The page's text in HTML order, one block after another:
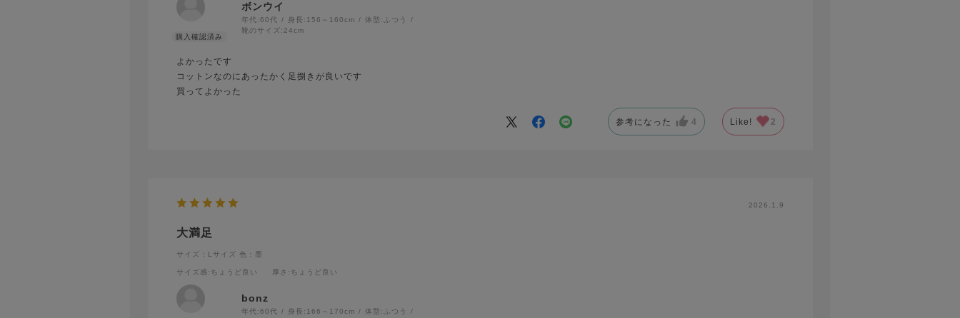
ボンウイ
年代:60代 身長: 156～160cm 体型: ふつう
靴のサイズ: 24cm
よかったです
コットンなのにあったかく足捌きが良いです
買ってよかった
参考になった 4 Like! 2
2026.1.9
大満足
サイズ：Lサイズ 色：墨
サイズ感:ちょうど良い 厚さ :ちょうど良い
bonz
年代:60代 身長: 166～170cm 体型:ふつう